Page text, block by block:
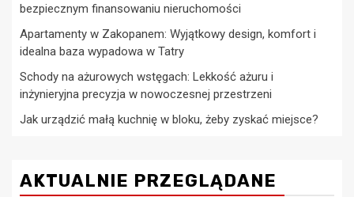
bezpiecznym finansowaniu nieruchomości
Apartamenty w Zakopanem: Wyjątkowy design, komfort i
idealna baza wypadowa w Tatry
Schody na ażurowych wstęgach: Lekkość ażuru i
inżynieryjna precyzja w nowoczesnej przestrzeni
Jak urządzić małą kuchnię w bloku, żeby zyskać miejsce?
AKTUALNIE PRZEGLĄDANE